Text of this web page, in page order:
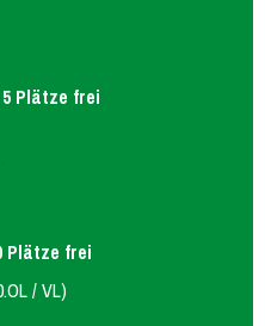
Plätze frei
Plätze frei
/ VL)